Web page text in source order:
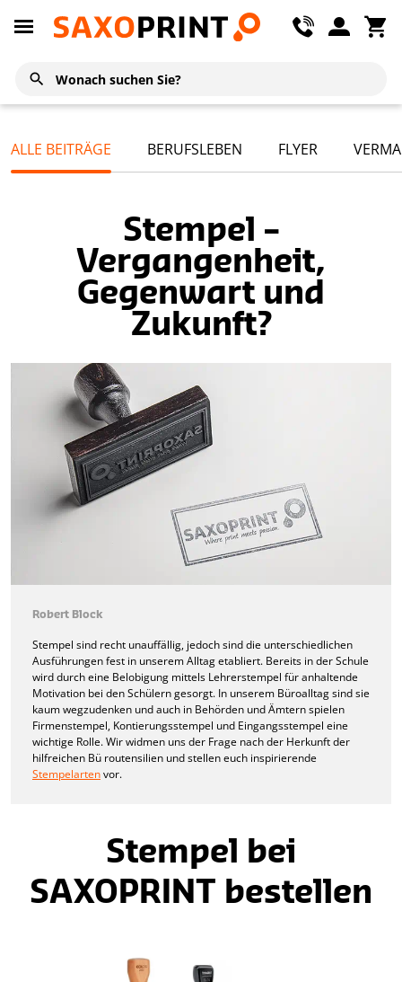
ALLE BEITRÄGE BERUFSLEBEN FLYER
Stempel –
Vergangenheit,
Gegenwart und
Zukunft?
Robert Block
Stempel sind recht unauffällig, jedoch sind die unterschiedlichen
Ausführungen fest in unserem Alltag etabliert. Bereits in der Schule
wird durch eine Belobigung mittels Lehrerstempel für anhaltende
Motivation bei den Schülern gesorgt. In unserem Büroalltag sind sie
kaum wegzudenken und auch in Behörden und Ämtern spielen
Firmenstempel, Kontierungsstempel und Eingangsstempel eine
wichtige Rolle. Wir widmen uns der Frage nach der Herkunft der
hilfreichen Bü routensilien und stellen euch inspirierende
Stempelartenvor.
Stempel bei
SAXOPRINT bestellen